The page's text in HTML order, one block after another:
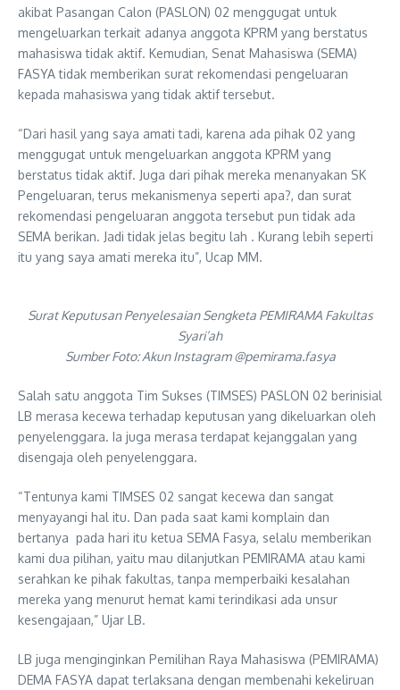
akibat Pasangan Calon (PASLON) 02 menggugat untuk
mengeluarkan terkait adanya anggota KPRM yang berstatus
mahasiswa tidak aktif. Kemudian, Senat Mahasiswa (SEMA)
FASYA tidak memberikan surat rekomendasi pengeluaran
kepada mahasiswa yang tidak aktif tersebut.
“Dari hasil yang saya amati tadi, karena ada pihak 02 yang
menggugat untuk mengeluarkan anggota KPRM yang
berstatus tidak aktif. Juga dari pihak mereka menanyakan SK
Pengeluaran, terus mekanismenya seperti apa?, dan surat
rekomendasi pengeluaran anggota tersebut pun tidak ada
SEMA berikan. Jadi tidak jelas begitu lah . Kurang lebih seperti
itu yang saya amati mereka itu”, Ucap MM.
Surat Keputusan Penyelesaian Sengketa PEMIRAMA Fakultas
Syari’ah
Sumber Foto: Akun Instagram @pemirama.fasya
Salah satu anggota Tim Sukses (TIMSES) PASLON 02 berinisial
LB merasa kecewa terhadap keputusan yang dikeluarkan oleh
penyelenggara. Ia juga merasa terdapat kejanggalan yang
disengaja oleh penyelenggara.
“Tentunya kami TIMSES 02 sangat kecewa dan sangat
menyayangi hal itu. Dan pada saat kami komplain dan
bertanya pada hari itu ketua SEMA Fasya, selalu memberikan
kami dua pilihan, yaitu mau dilanjutkan PEMIRAMA atau kami
serahkan ke pihak fakultas, tanpa memperbaiki kesalahan
mereka yang menurut hemat kami terindikasi ada unsur
kesengajaan,” Ujar LB.
LB juga menginginkan Pemilihan Raya Mahasiswa (PEMIRAMA)
DEMA FASYA dapat terlaksana dengan membenahi kekeliruan